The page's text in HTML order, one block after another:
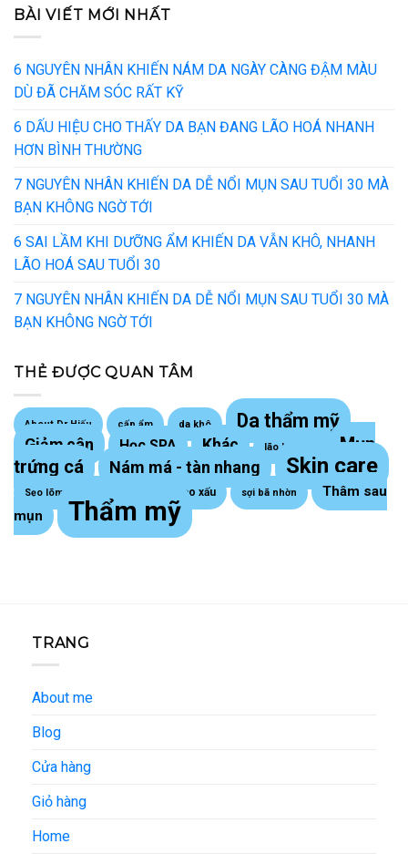
BÀI VIẾT MỚI NHẤT
6 NGUYÊN NHÂN KHIẾN NÁM DA NGÀY CÀNG ĐẬM MÀU
DÙ ĐÃ CHĂM SÓC RẤT KỸ
6 DẤU HIỆU CHO THẤY DA BẠN ĐANG LÃO HOÁ NHANH
HƠN BÌNH THƯỜNG
7 NGUYÊN NHÂN KHIẾN DA DỄ NỔI MỤN SAU TUỔI 30 MÀ
BẠN KHÔNG NGỜ TỚI
6 SAI LẦM KHI DƯỠNG ẨM KHIẾN DA VẪN KHÔ, NHANH
LÃO HOÁ SAU TUỔI 30
7 NGUYÊN NHÂN KHIẾN DA DỄ NỔI MỤN SAU TUỔI 30 MÀ
BẠN KHÔNG NGỜ TỚI
THẺ ĐƯỢC QUAN TÂM
About Dr Hiếu cấp ẩm da khô Da thẩm mỹ
Giảm cân Học SPA Khác lão hoá da
Mụn
trứng cá
Nám má - tàn nhang Skin care
Sẹo lõm trứng cá Sẹo lồi - sẹo xấu sợi bã nhờn
Thâm sau
mụn
Thẩm mỹ
TRANG
About me
Blog
Cửa hàng
Giỏ hàng
Home